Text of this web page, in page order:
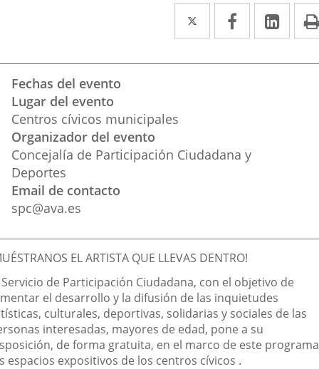
Twitter
Enlace
a
una
Facebook
Enlace
a
una
a
una
del
evento
Fechas del evento
Lugar del evento
Centros cívicos municipales
Organizador del evento
Concejalía de Participación Ciudadana y
Deportes
Email de contacto
spc@ava.es
EL ARTISTA QUE LLEVAS DENTRO!
Servicio de Participación Ciudadana, con el objetivo de
el desarrollo y la difusión de las inquietudes
culturales, deportivas, solidarias y sociales de las
interesadas, mayores de edad, pone a su
de forma gratuita, en el marco de este
espacios expositivos de los centros cívicos .